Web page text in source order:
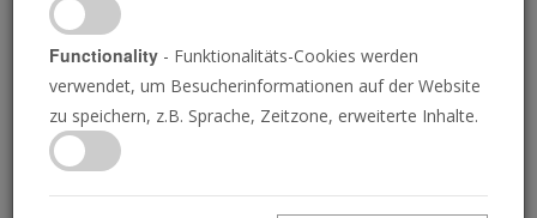
gestürzt wurde (Der
Schlüssel Davids mit
Gerald Flurry)
Functionality - Funktionalitäts-Cookies werden
verwendet, um Besucherinformationen auf der Website
zu speichern, z.B. Sprache, Zeitzone, erweiterte Inhalte.